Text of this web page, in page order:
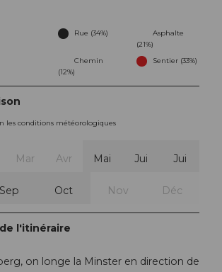
Rue (34%)
Asphalte
(21%)
Chemin
(12%)
Sentier (33%)
les conditions météorologiques
Mar Avr Mai Jui Jui
Sep Oct Nov Déc
l'itinéraire
on longe la Minster en direction de